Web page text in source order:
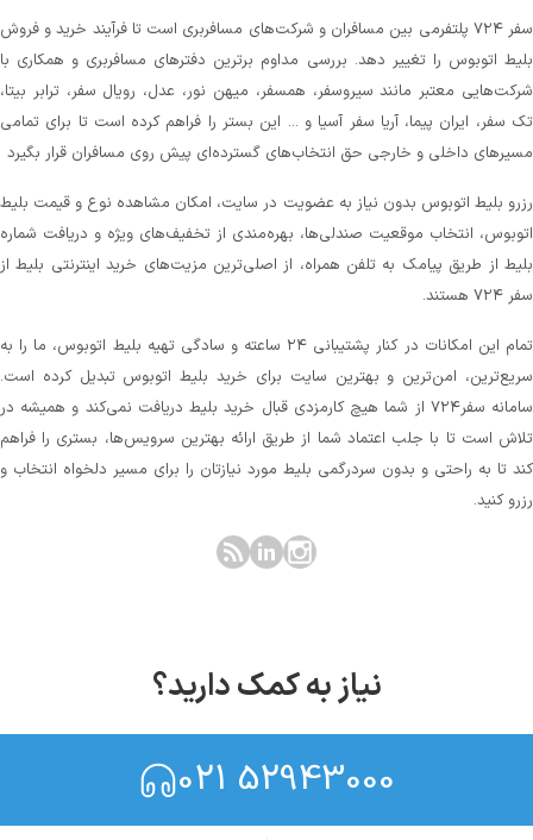
سفر ۷۲۴ پلتفرمی بین مسافران و شرکت‌های مسافربری است تا فرآیند خرید و فروش
بلیط اتوبوس را تغییر دهد. بررسی مداوم برترین دفترهای مسافربری و همکاری با
شرکت‌هایی معتبر مانند سیروسفر، همسفر، میهن‌ نور، عدل، رویال سفر، ترابر بیتا،
تک سفر، ایران پیما، آریا سفر آسیا و ... این بستر را فراهم کرده است تا برای تمامی
مسیرهای داخلی و خارجی حق انتخاب‌های گسترده‌ای پیش روی مسافران قرار بگیرد
رزرو بلیط اتوبوس بدون نیاز به عضویت در سایت، امکان مشاهده نوع و قیمت بلیط
اتوبوس، انتخاب موقعیت صندلی‌ها، بهره‌مندی از تخفیف‌های ویژه و دریافت شماره‌
بلیط از طریق پیامک به تلفن همراه، از اصلی‌ترین مزیت‌های خرید اینترنتی بلیط از
سفر ۷۲۴ هستند.
تمام این امکانات در کنار پشتیبانی‌ ۲۴ ساعته و سادگی تهیه بلیط اتوبوس، ما را به
سریع‌ترین، امن‌ترین و بهترین سایت برای خرید بلیط اتوبوس تبدیل کرده است.
سامانه سفر۷۲۴ از شما هیچ کارمزدی قبال خرید بلیط دریافت نمی‌کند و همیشه در
تلاش است تا با جلب اعتماد شما از طریق ارائه بهترین سرویس‌ها، بستری را فراهم
کند تا به راحتی و بدون سردرگمی بلیط مورد نیازتان را برای مسیر دلخواه انتخاب و
رزرو کنید.
نیاز به کمک دارید؟
021 52943000